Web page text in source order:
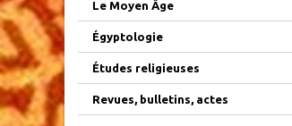
Le Moyen Âge
Égyptologie
Études religieuses
Revues, bulletins, actes